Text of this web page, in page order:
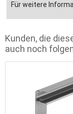
Für weitere
Kunden, die
auch noch